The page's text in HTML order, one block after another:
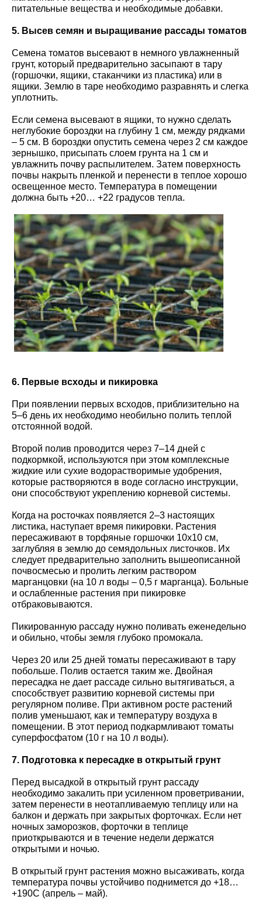
питательные вещества и необходимые добавки.
5. Высев семян и выращивание рассады томатов
Семена томатов высевают в немного увлажненный
грунт, который предварительно засыпают в тару
(горшочки, ящики, стаканчики из пластика) или в
ящики. Землю в таре необходимо разравнять и слегка
уплотнить.
Если семена высевают в ящики, то нужно сделать
неглубокие бороздки на глубину 1 см, между рядками
– 5 см. В бороздки опустить семена через 2 см каждое
зернышко, присыпать слоем грунта на 1 см и
увлажнить почву распылителем. Затем поверхность
почвы накрыть пленкой и перенести в теплое хорошо
освещенное место. Температура в помещении
должна быть +20… +22 градусов тепла.
6. Первые всходы и пикировка
При появлении первых всходов, приблизительно на
5–6 день их необходимо необильно полить теплой
отстоянной водой.
Второй полив проводится через 7–14 дней с
подкормкой, используются при этом комплексные
жидкие или сухие водорастворимые удобрения,
которые растворяются в воде согласно инструкции,
они способствуют укреплению корневой системы.
Когда на росточках появляется 2–3 настоящих
листика, наступает время пикировки. Растения
пересаживают в торфяные горшочки 10х10 см,
заглубляя в землю до семядольных листочков. Их
следует предварительно заполнить вышеописанной
почвосмесью и пролить легким раствором
марганцовки (на 10 л воды – 0,5 г марганца). Больные
и ослабленные растения при пикировке
отбраковываются.
Пикированную рассаду нужно поливать еженедельно
и обильно, чтобы земля глубоко промокала.
Через 20 или 25 дней томаты пересаживают в тару
побольше. Полив остается таким же. Двойная
пересадка не дает рассаде сильно вытягиваться, а
способствует развитию корневой системы при
регулярном поливе. При активном росте растений
полив уменьшают, как и температуру воздуха в
помещении. В этот период подкармливают томаты
суперфосфатом (10 г на 10 л воды).
7. Подготовка к пересадке в открытый грунт
Перед высадкой в открытый грунт рассаду
необходимо закалить при усиленном проветривании,
затем перенести в неотапливаемую теплицу или на
балкон и держать при закрытых форточках. Если нет
ночных заморозков, форточки в теплице
приоткрываются и в течение недели держатся
открытыми и ночью.
В открытый грунт растения можно высаживать, когда
температура почвы устойчиво поднимется до +18…
+190С (апрель – май).